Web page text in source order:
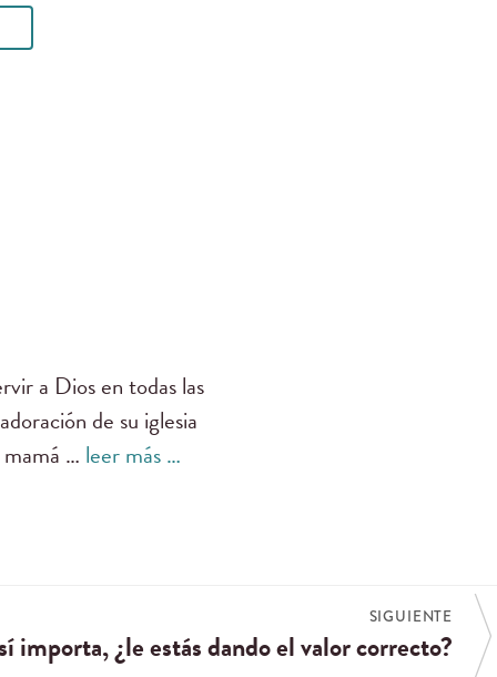
a Dios en todas las
de su iglesia
… leer más …
SIGUIENTE
importa, ¿le estás dando el valor correcto?